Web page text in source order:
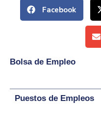
Facebook
Bolsa de Empleo
Puestos de Empleos